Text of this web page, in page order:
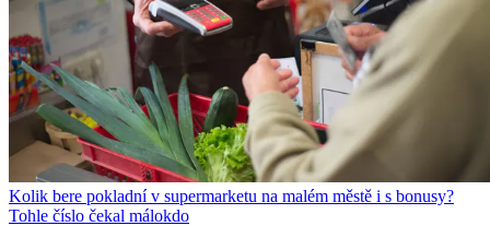
Kolik bere pokladní v supermarketu na malém městě i s bonusy?
Tohle číslo čekal málokdo